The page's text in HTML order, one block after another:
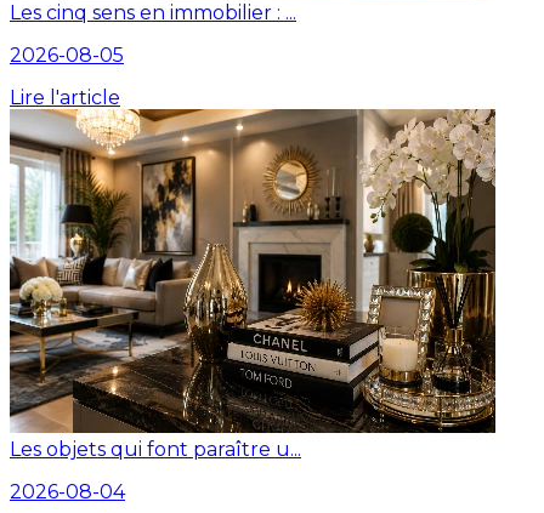
Les cinq sens en immobilier : ...
2026-08-05
Lire l'article
Les objets qui font paraître u...
2026-08-04